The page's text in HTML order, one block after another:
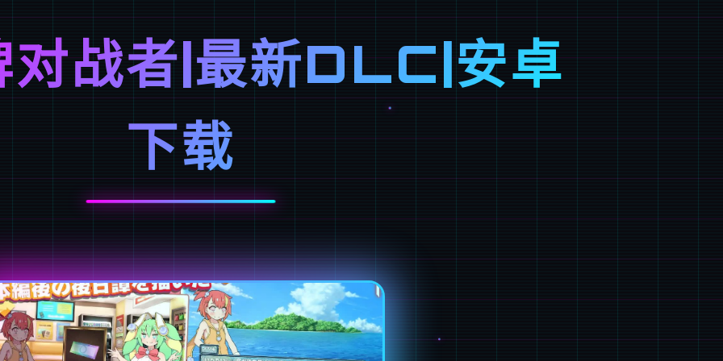
对战者|最新DLC|安卓
下载